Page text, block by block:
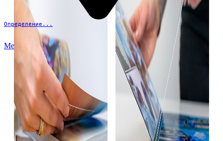
Определение...
Меню